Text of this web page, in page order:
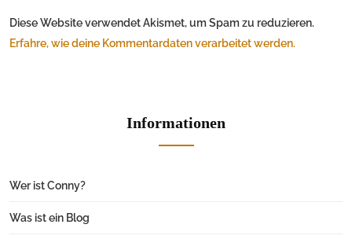
Diese Website verwendet Akismet, um Spam zu reduzieren.
Erfahre, wie deine Kommentardaten verarbeitet werden.
Informationen
Wer ist Conny?
Was ist ein Blog